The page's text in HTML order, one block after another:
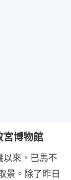
宮博物館
以來，已馬不
景。除了昨日